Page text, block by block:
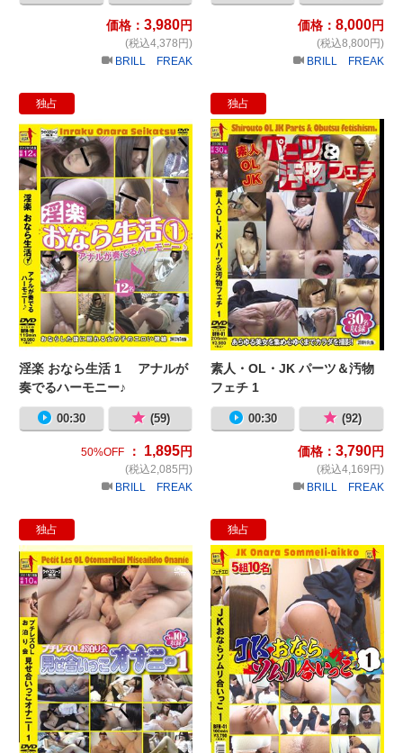
価格： 3,980円
(税込4,378円)
BRILL FREAK
価格： 8,000円
(税込8,800円)
BRILL FREAK
独占
淫楽 おなら生活 1 アナルが奏でる
淫楽 おなら生活 1 アナルが
奏でるハーモニー♪
00:30 (59)
50%OFF ： 1,895円
(税込2,085円)
BRILL FREAK
独占
素
素人・OL・JK パーツ＆汚物
フェチ 1
00:30 (92)
価格： 3,790円
(税込4,169円)
BRILL FREAK
独占
プチレズOLお泊り会 見せ合いっこ
独占
JK